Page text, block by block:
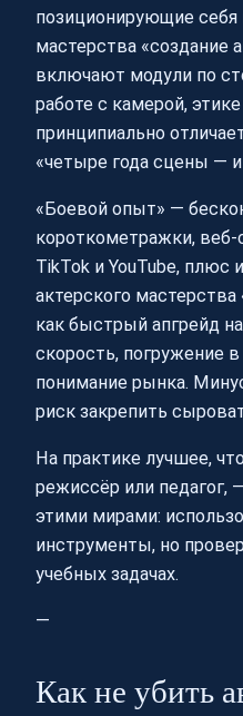
позиционирующие себя
мастерства «создание
включают модули по
работе с камерой,
принципиально
«четыре года сцены — и
«Боевой опыт» —
короткометражки,
TikTok и YouTube, плюс
актерского
как быстрый апгрейд
скорость, погружение
понимание рынка.
риск закрепить
На практике лучшее,
режиссёр или
этими мирами:
инструменты, но
учебных задачах.
—
Как не убить